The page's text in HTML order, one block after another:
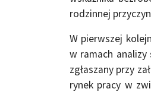
rodzinnej
W pierwszej
w ramach
zgłaszany przy
rynek pracy w